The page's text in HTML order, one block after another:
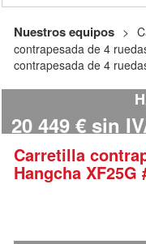
Nuestros equipos
contrapesada de 4
contrapesada de 4
20 449 € sin
Carretilla
Hangcha XF25G